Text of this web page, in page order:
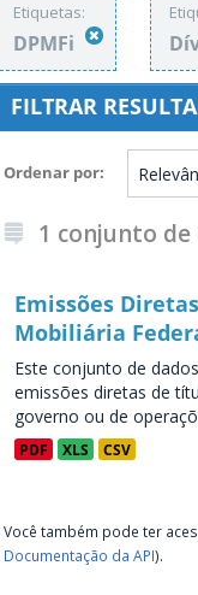
Etiquetas:
DPMFi
FILTRAR
Ordenar por
1 conjunto
Emissões
Mobiliária
Este conjunto de
emissões diretas de
governo ou de
PDF XLS CSV
Você também pode ter
Documentação da API).